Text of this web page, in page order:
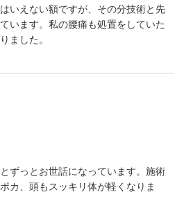
いえない額ですが、その分技術と先
います。私の腰痛も処置をしていた
ました。
ずっとお世話になっています。施術
カ、頭もスッキリ体が軽くなりま